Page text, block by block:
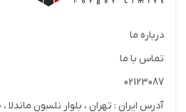
درباره ما
تماس با ما
02123087
آدرس ایران : تهران ، بلوار نلسون